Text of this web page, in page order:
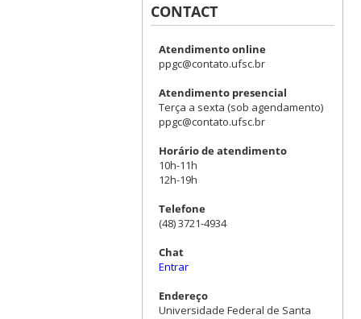
CONTACT
Atendimento online
ppgc@contato.ufsc.br
Atendimento presencial
Terça a sexta (sob agendamento)
ppgc@contato.ufsc.br
Horário de atendimento
10h-11h
12h-19h
Telefone
(48) 3721-4934
Chat
Entrar
Endereço
Universidade Federal de Santa